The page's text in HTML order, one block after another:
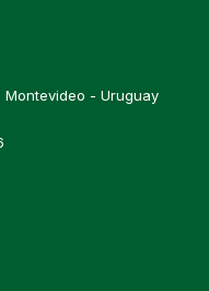
Montevideo - Uruguay